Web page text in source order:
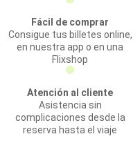
Fácil de comprar
Consigue tus billetes online,
en nuestra app o en una
Flixshop
Atención al cliente
Asistencia sin
complicaciones desde la
reserva hasta el viaje